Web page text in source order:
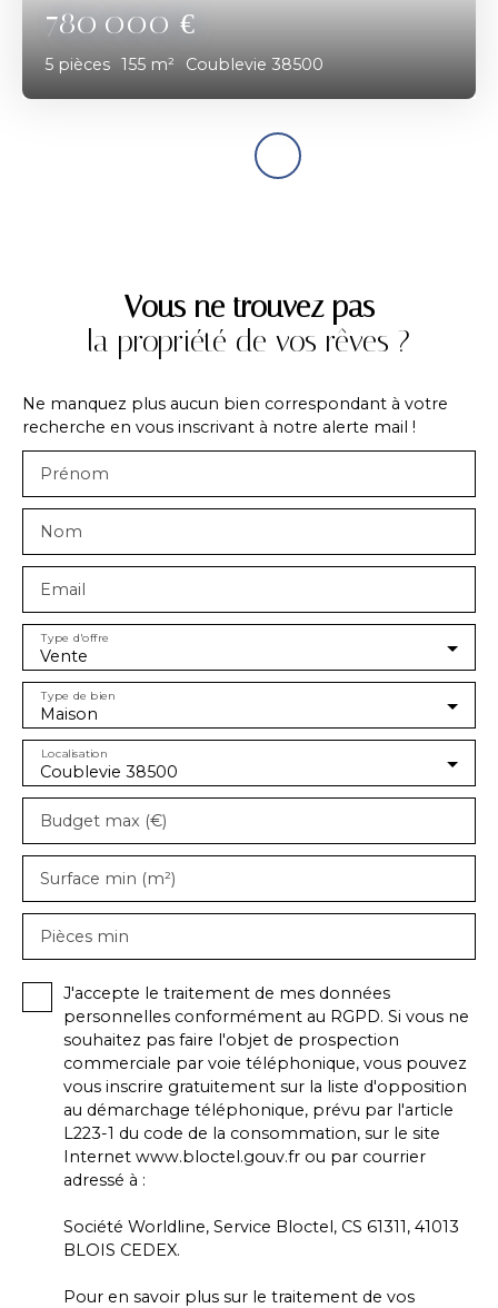
780 000€
5 pièces 155 m² Coublevie 38500
Vous ne trouvez pas
la propriété de vos rêves ?
Ne manquez plus aucun bien correspondant à votre
recherche en vous inscrivant à notre alerte mail !
Prénom
Nom
Email
Vente
Type d'offre
Maison
Type de bien
Coublevie 38500
Localisation
Budget max (€)
Surface min (m²)
Pièces min
J'accepte le traitement de mes données
personnelles conformément au RGPD. Si vous ne
souhaitez pas faire l'objet de prospection
commerciale par voie téléphonique, vous pouvez
vous inscrire gratuitement sur la liste d'opposition
au démarchage téléphonique, prévu par l'article
L223-1 du code de la consommation, sur le site
Internet www.bloctel.gouv.fr ou par courrier
adressé à :
Société Worldline, Service Bloctel, CS 61311, 41013
BLOIS CEDEX.
Pour en savoir plus sur le traitement de vos